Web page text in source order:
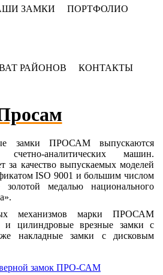
ЗАМКИ ПОРТФОЛИО
РАЙОНОВ КОНТАКТЫ
замки ПРОСАМ выпускаются
аналитических машин.
за качество выпускаемых моделей
ISO 9001 и большим числом
медалью национального
механизмов марки ПРОСАМ
и цилиндровые врезные замки с
накладные замки с дисковым
замок ПРО-САМ